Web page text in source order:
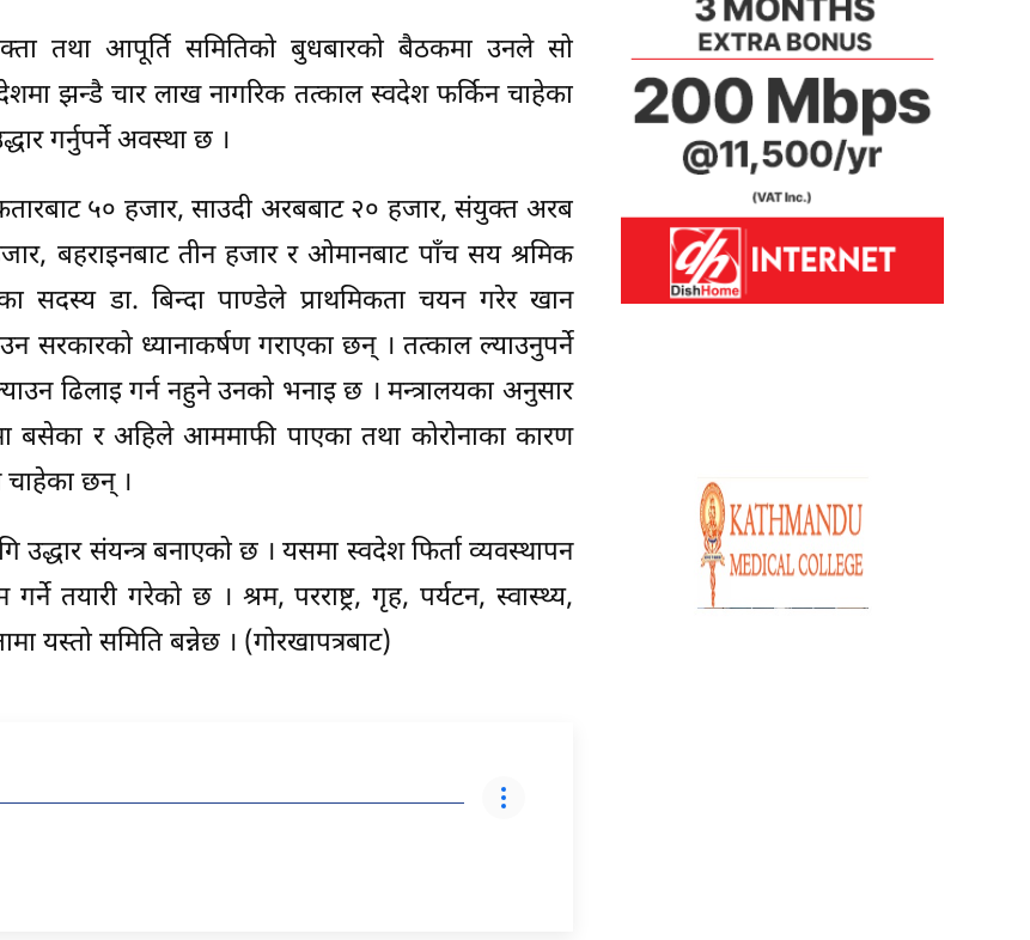
तथा आपूर्ति समितिको बुधबारको बैठकमा उनले सो
झन्डै चार लाख नागरिक तत्काल स्वदेश फर्किन चाहेका
गर्नुपर्ने अवस्था छ ।
५० हजार, साउदी अरबबाट २० हजार, संयुक्त अरब
बहराइनबाट तीन हजार र ओमानबाट पाँच सय श्रमिक
सदस्य डा. बिन्दा पाण्डेले प्राथमिकता चयन गरेर खान
सरकारको ध्यानाकर्षण गराएका छन् । तत्काल ल्याउनुपर्ने
ढिलाइ गर्न नहुने उनको भनाइ छ । मन्त्रालयका अनुसार
र अहिले आममाफी पाएका तथा कोरोनाका कारण
चाहेका छन् ।
उद्धार संयन्त्र बनाएको छ । यसमा स्वदेश फिर्ता व्यवस्थापन
तयारी गरेको छ । श्रम, परराष्ट्र, गृह, पर्यटन, स्वास्थ्य,
यस्तो समिति बन्नेछ । (गोरखापत्रबाट)